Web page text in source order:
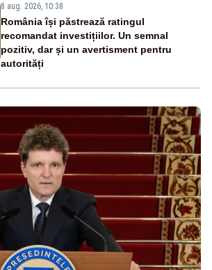
8 aug. 2026, 10:38
România își păstrează ratingul
recomandat investițiilor. Un semnal
pozitiv, dar și un avertisment pentru
autorități